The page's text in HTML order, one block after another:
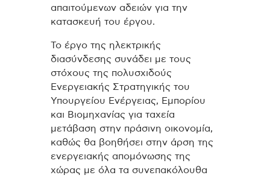
απαιτούμενων αδειών για την
κατασκευή του έργου.
Το έργο της ηλεκτρικής
διασύνδεσης συνάδει με τους
στόχους της πολυσχιδούς
Ενεργειακής Στρατηγικής του
Υπουργείου Ενέργειας, Εμπορίου
και Βιομηχανίας για ταχεία
μετάβαση στην πράσινη οικονομία,
καθώς θα βοηθήσει στην άρση της
ενεργειακής απομόνωσης της
χώρας με όλα τα συνεπακόλουθα